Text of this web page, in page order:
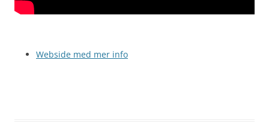
Webside med mer info